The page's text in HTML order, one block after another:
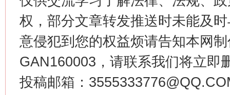
权，部分文章转发推送时未能及
意侵犯到您的权益烦请告知本网
GAN160003，请联系我们将立即
投稿邮箱：
在谋一域中谋全局